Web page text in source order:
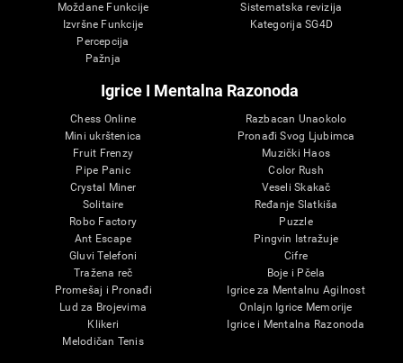
Moždane Funkcije
Izvršne Funkcije
Percepcija
Pažnja
Sistematska revizija
Kategorija SG4D
Igrice I Mentalna Razonoda
Chess Online
Mini ukrštenica
Fruit Frenzy
Pipe Panic
Crystal Miner
Solitaire
Robo Factory
Ant Escape
Gluvi Telefoni
Tražena reč
Promešaj i Pronađi
Lud za Brojevima
Klikeri
Melodičan Tenis
Razbacan Unaokolo
Pronađi Svog Ljubimca
Muzički Haos
Color Rush
Veseli Skakač
Ređanje Slatkiša
Puzzle
Pingvin Istražuje
Cifre
Boje i Pčela
Igrice za Mentalnu Agilnost
Onlajn Igrice Memorije
Igrice i Mentalna Razonoda